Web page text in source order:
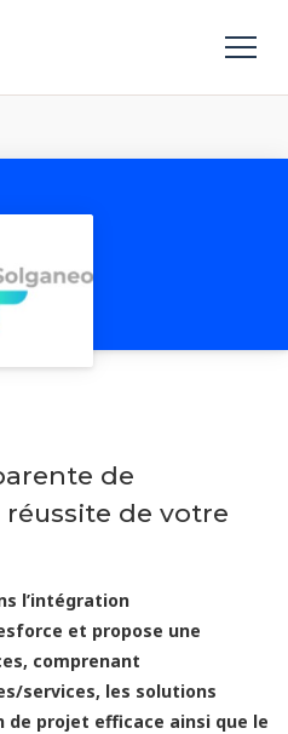
de
de votre
l’intégration
et propose une
comprenant
services, les solutions
de projet efficace ainsi que le